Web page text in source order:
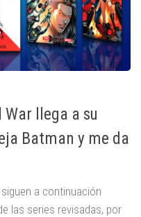
War llega a su
Batman y me da
a continuación
las series revisadas, por